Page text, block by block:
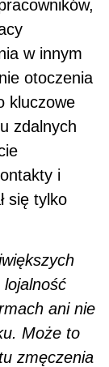
w innym
otoczenia
kluczowe
zdalnych
i
się tylko
lojalność
ani nie
Może to
zmęczenia